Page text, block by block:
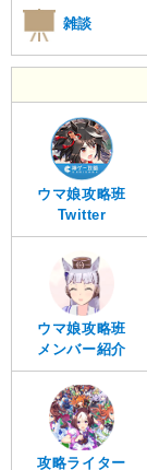
雑談
ウマ娘攻略班
Twitter
ウマ娘攻略班
メンバー紹介
攻略ライター